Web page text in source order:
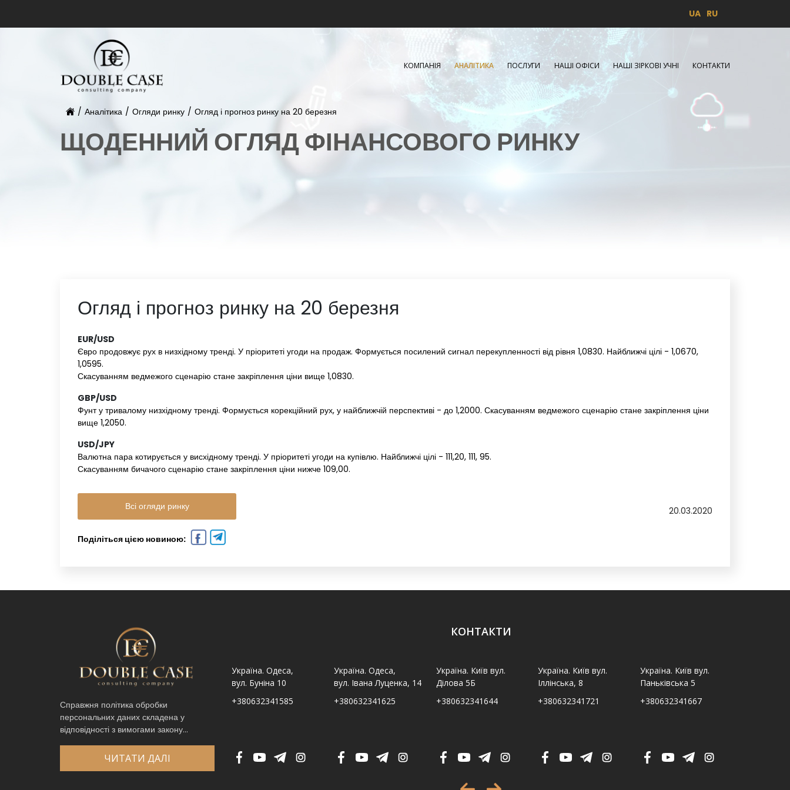
UA RU
КОМПАНІЯ АНАЛІТИКА ПОСЛУГИ НАШІ ОФІСИ НАШІ ЗІРКОВІ УЧНІ КОНТАКТИ
/ Аналітика / Огляди ринку / Огляд і прогноз ринку на 20 березня
ЩОДЕННИЙ ОГЛЯД ФІНАНСОВОГО РИНКУ
Огляд і прогноз ринку на 20 березня
EUR/USD‌ ‌
Євро продовжує рух в низхідному тренді. У пріоритеті угоди на продаж. Формується посилений сигнал перекупленності від рівня 1,0830. Найближчі цілі - 1,0670,
1,0595.
Скасуванням ведмежого сценарію стане закріплення ціни вище 1,0830.
GBP/USD‌ ‌
Фунт у тривалому низхідному тренді. Формується корекційний рух, у найближчій перспективі - до 1,2000. Скасуванням ведмежого сценарію стане закріплення ціни
вище 1,2050.
USD/JPY‌ ‌
Валютна пара котирується у висхідному тренді. У пріоритеті угоди на купівлю. Найближчі цілі - 111,20, 111, 95.
Скасуванням бичачого сценарію стане закріплення ціни нижче 109,00.
Всі огляди ринку 20.03.2020
Поділіться цією новиною:
Справжня політика обробки
персональних даних складена у
відповідності з вимогами закону...
ЧИТАТИ ДАЛІ
КОНТАКТИ
Україна. Львів вул.
+380632341740
Україна. Львів, просп.
Чорновола 67Г
+380632341780
Україна. Одеса,
вул. Буніна 10
+380632341585
Україна. Одеса,
вул. Івана Луценка, 14
+380632341625
Україна. Київ вул.
Ділова 5Б
+380632341644
Україна. Київ вул.
Іллінська, 8
+380632341721
Україна. Київ вул.
Паньківська 5
+380632341667
Телефон *
Виберіть місто*